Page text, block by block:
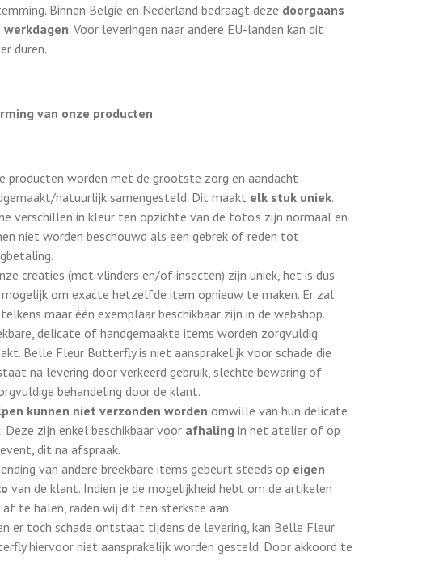
Binnen België en Nederland bedraagt deze doorgaans
werkdagen. Voor leveringen naar andere EU-landen kan dit
duren.
van onze producten
producten worden met de grootste zorg en aandacht
natuurlijk samengesteld. Dit maakt elk stuk uniek.
verschillen in kleur ten opzichte van de foto's zijn normaal en
niet worden beschouwd als een gebrek of reden tot
creaties (met vlinders en/of insecten) zijn uniek, het is dus
om exacte hetzelfde item opnieuw te maken. Er zal
maar één exemplaar beschikbaar zijn in de webshop.
delicate of handgemaakte items worden zorgvuldig
Belle Fleur Butterfly is niet aansprakelijk voor schade die
na levering door verkeerd gebruik, slechte bewaring of
behandeling door de klant.
kunnen niet verzonden worden omwille van hun delicate
Deze zijn enkel beschikbaar voor afhaling in het atelier of op
dit na afspraak.
van andere breekbare items gebeurt steeds op eigen
van de klant. Indien je de mogelijkheid hebt om de artikelen
te halen, raden wij dit ten sterkste aan.
er toch schade ontstaat tijdens de levering, kan Belle Fleur
hiervoor niet aansprakelijk worden gesteld. Door akkoord te